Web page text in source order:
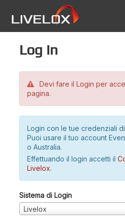
Log in
Devi fare il Login per
pagina.
Login con le tue credenziali
Puoi usare il tuo account
o Australia.
Effettuando il login accetti il
Livelox.
Sistema di Login
Livelox